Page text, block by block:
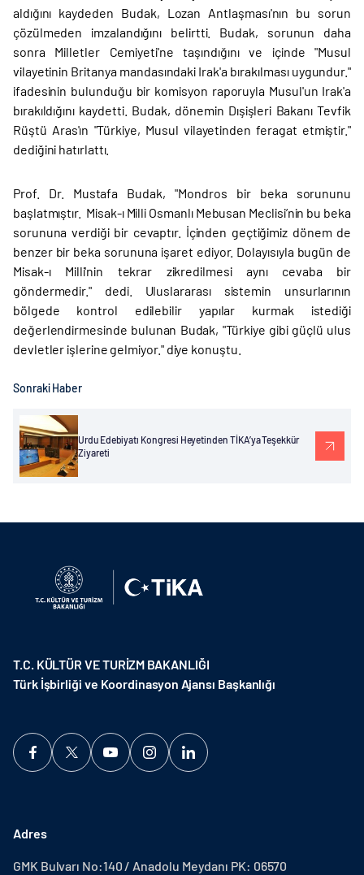
aldığını kaydeden Budak, Lozan Antlaşması'nın bu sorun
çözülmeden imzalandığını belirtti. Budak, sorunun daha
sonra Milletler Cemiyeti'ne taşındığını ve içinde "Musul
vilayetinin Britanya mandasındaki Irak'a bırakılması uygundur."
ifadesinin bulunduğu bir komisyon raporuyla Musul'un Irak'a
bırakıldığını kaydetti. Budak, dönemin Dışişleri Bakanı Tevfik
Rüştü Aras'ın "Türkiye, Musul vilayetinden feragat etmiştir."
dediğini hatırlattı.
Prof. Dr. Mustafa Budak, "Mondros bir beka sorununu
başlatmıştır. Misak-ı Milli Osmanlı Mebusan Meclisi’nin bu beka
sorununa verdiği bir cevaptır. İçinden geçtiğimiz dönem de
benzer bir beka sorununa işaret ediyor. Dolayısıyla bugün de
Misak-ı Milli'nin tekrar zikredilmesi aynı cevaba bir
göndermedir." dedi. Uluslararası sistemin unsurlarının
bölgede kontrol edilebilir yapılar kurmak istediği
değerlendirmesinde bulunan Budak, "Türkiye gibi güçlü ulus
devletler işlerine gelmiyor." diye konuştu.
Sonraki Haber
Urdu Edebiyatı Kongresi Heyetinden TİKA’ya Teşekkür
Ziyareti
T.C. KÜLTÜR VE TURİZM BAKANLIĞI
Türk İşbirliği ve Koordinasyon Ajansı Başkanlığı
Adres
GMK Bulvarı No:140 / Anadolu Meydanı PK: 06570